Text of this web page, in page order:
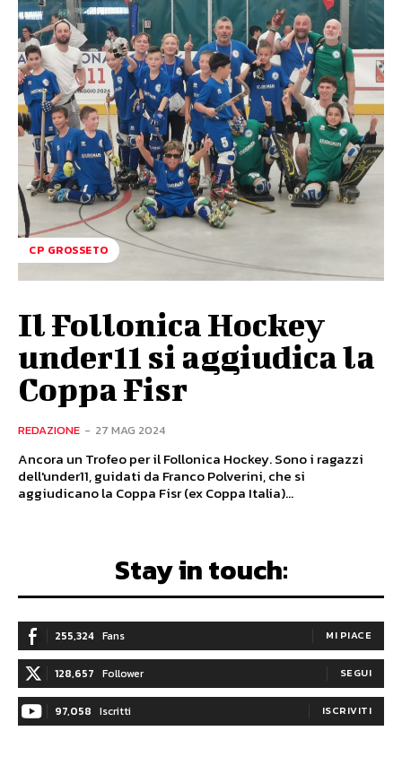
CP GROSSETO
Il Follonica Hockey
under11 si aggiudica la
Coppa Fisr
REDAZIONE - 27 MAG 2024
Ancora un Trofeo per il Follonica Hockey. Sono i ragazzi
dell'under11, guidati da Franco Polverini, che si
aggiudicano la Coppa Fisr (ex Coppa Italia)...
Stay in touch:
255,324 Fans MI PIACE
128,657 Follower SEGUI
97,058 Iscritti ISCRIVITI